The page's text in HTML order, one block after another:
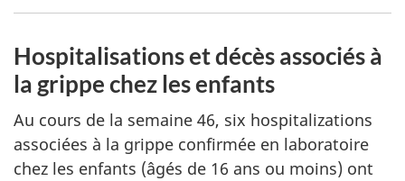
Hospitalisations et décès associés à
la grippe chez les enfants
Au cours de la semaine 46, six hospitalizations
associées à la grippe confirmée en laboratoire
chez les enfants (âgés de 16 ans ou moins) ont